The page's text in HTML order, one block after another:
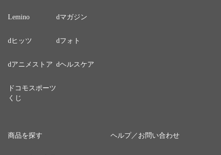
Lemino dマガジン
dヒッツ dフォト
dアニメストア dヘルスケア
ドコモスポーツ
くじ
商品を探す ヘルプ／お問い合わせ